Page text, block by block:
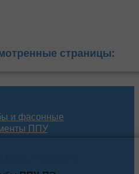
страницы:
и фасонные
ППУ